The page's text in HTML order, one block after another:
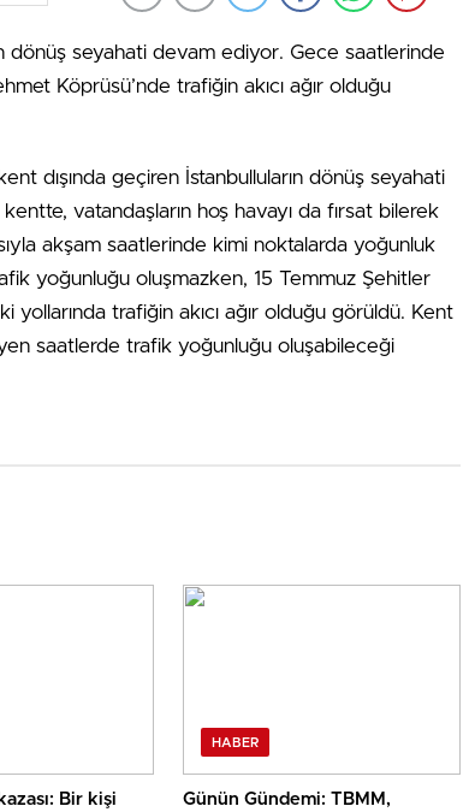
dönüş seyahati devam ediyor. Gece saatlerinde
Köprüsü’nde trafiğin akıcı ağır olduğu
dışında geçiren İstanbulluların dönüş seyahati
vatandaşların hoş havayı da fırsat bilerek
akşam saatlerinde kimi noktalarda yoğunluk
yoğunluğu oluşmazken, 15 Temmuz Şehitler
trafiğin akıcı ağır olduğu görüldü. Kent
saatlerde trafik yoğunluğu oluşabileceği
Bir kişi
HABER
Günün Gündemi: TBMM,